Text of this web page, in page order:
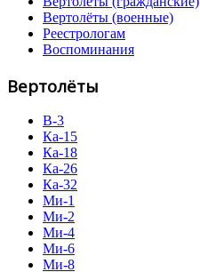
Вертолёты (военные)
Реестрологам
Воспоминания
Вертолёты
В-3
Ка-15
Ка-18
Ка-26
Ка-32
Ми-1
Ми-2
Ми-4
Ми-6
Ми-8